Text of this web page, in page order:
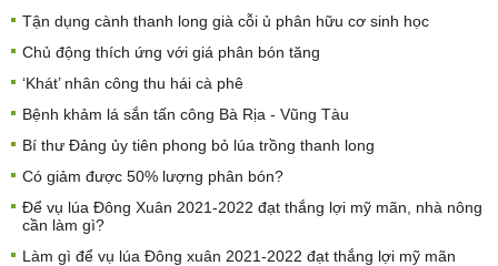
Tận dụng cành thanh long già cỗi ủ phân hữu cơ sinh học
Chủ động thích ứng với giá phân bón tăng
‘Khát’ nhân công thu hái cà phê
Bệnh khảm lá sắn tấn công Bà Rịa - Vũng Tàu
Bí thư Đảng ủy tiên phong bỏ lúa trồng thanh long
Có giảm được 50% lượng phân bón?
Để vụ lúa Đông Xuân 2021-2022 đạt thắng lợi mỹ mãn, nhà nông
cần làm gì?
Làm gì để vụ lúa Đông xuân 2021-2022 đạt thắng lợi mỹ mãn